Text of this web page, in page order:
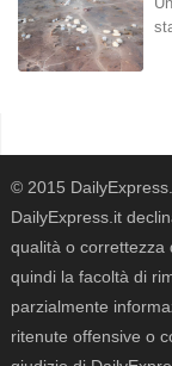
© 2015
DailyExpress.it
qualità o correttezza
quindi la facoltà di
parzialmente
ritenute offensive o